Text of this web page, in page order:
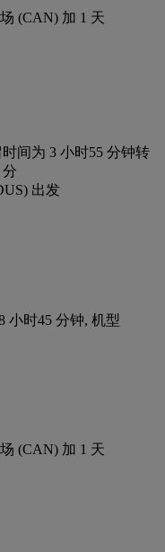
(CAN) 加 1 天
间为 3 小时55 分钟转
出发
小时45 分钟, 机型
(CAN) 加 1 天